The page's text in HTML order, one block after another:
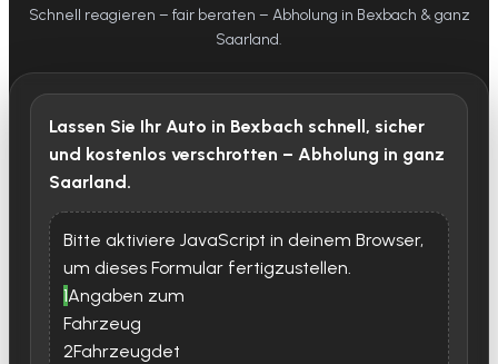
Schnell reagieren – fair beraten – Abholung in Bexbach & ganz
Saarland.
Lassen Sie Ihr Auto in Bexbach schnell, sicher
und kostenlos verschrotten – Abholung in ganz
Saarland.
Bitte aktiviere JavaScript in deinem Browser,
um dieses Formular fertigzustellen.
1Angaben zum
Fahrzeug
2Fahrzeugdet